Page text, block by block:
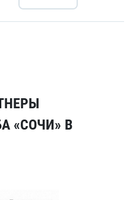
«СОЧИ» В